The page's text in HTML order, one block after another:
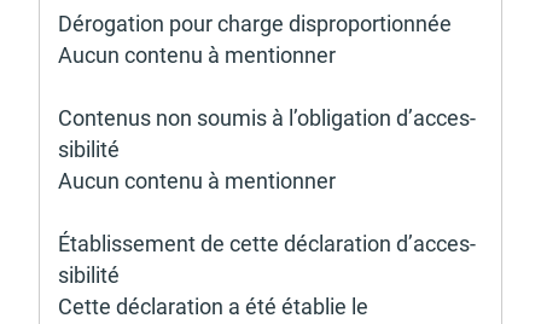
Déro­ga­tion pour charge dispro­por­tion­née
Aucun contenu à mention­ner
Conte­nus non soumis à l’obli­ga­tion d’acces­
si­bi­lité
Aucun contenu à mention­ner
Établis­se­ment de cette décla­ra­tion d’acces­
si­bi­lité
Cette décla­ra­tion a été établie le